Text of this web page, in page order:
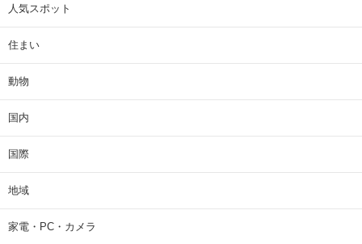
人気スポット
住まい
動物
国内
国際
地域
家電・PC・カメラ